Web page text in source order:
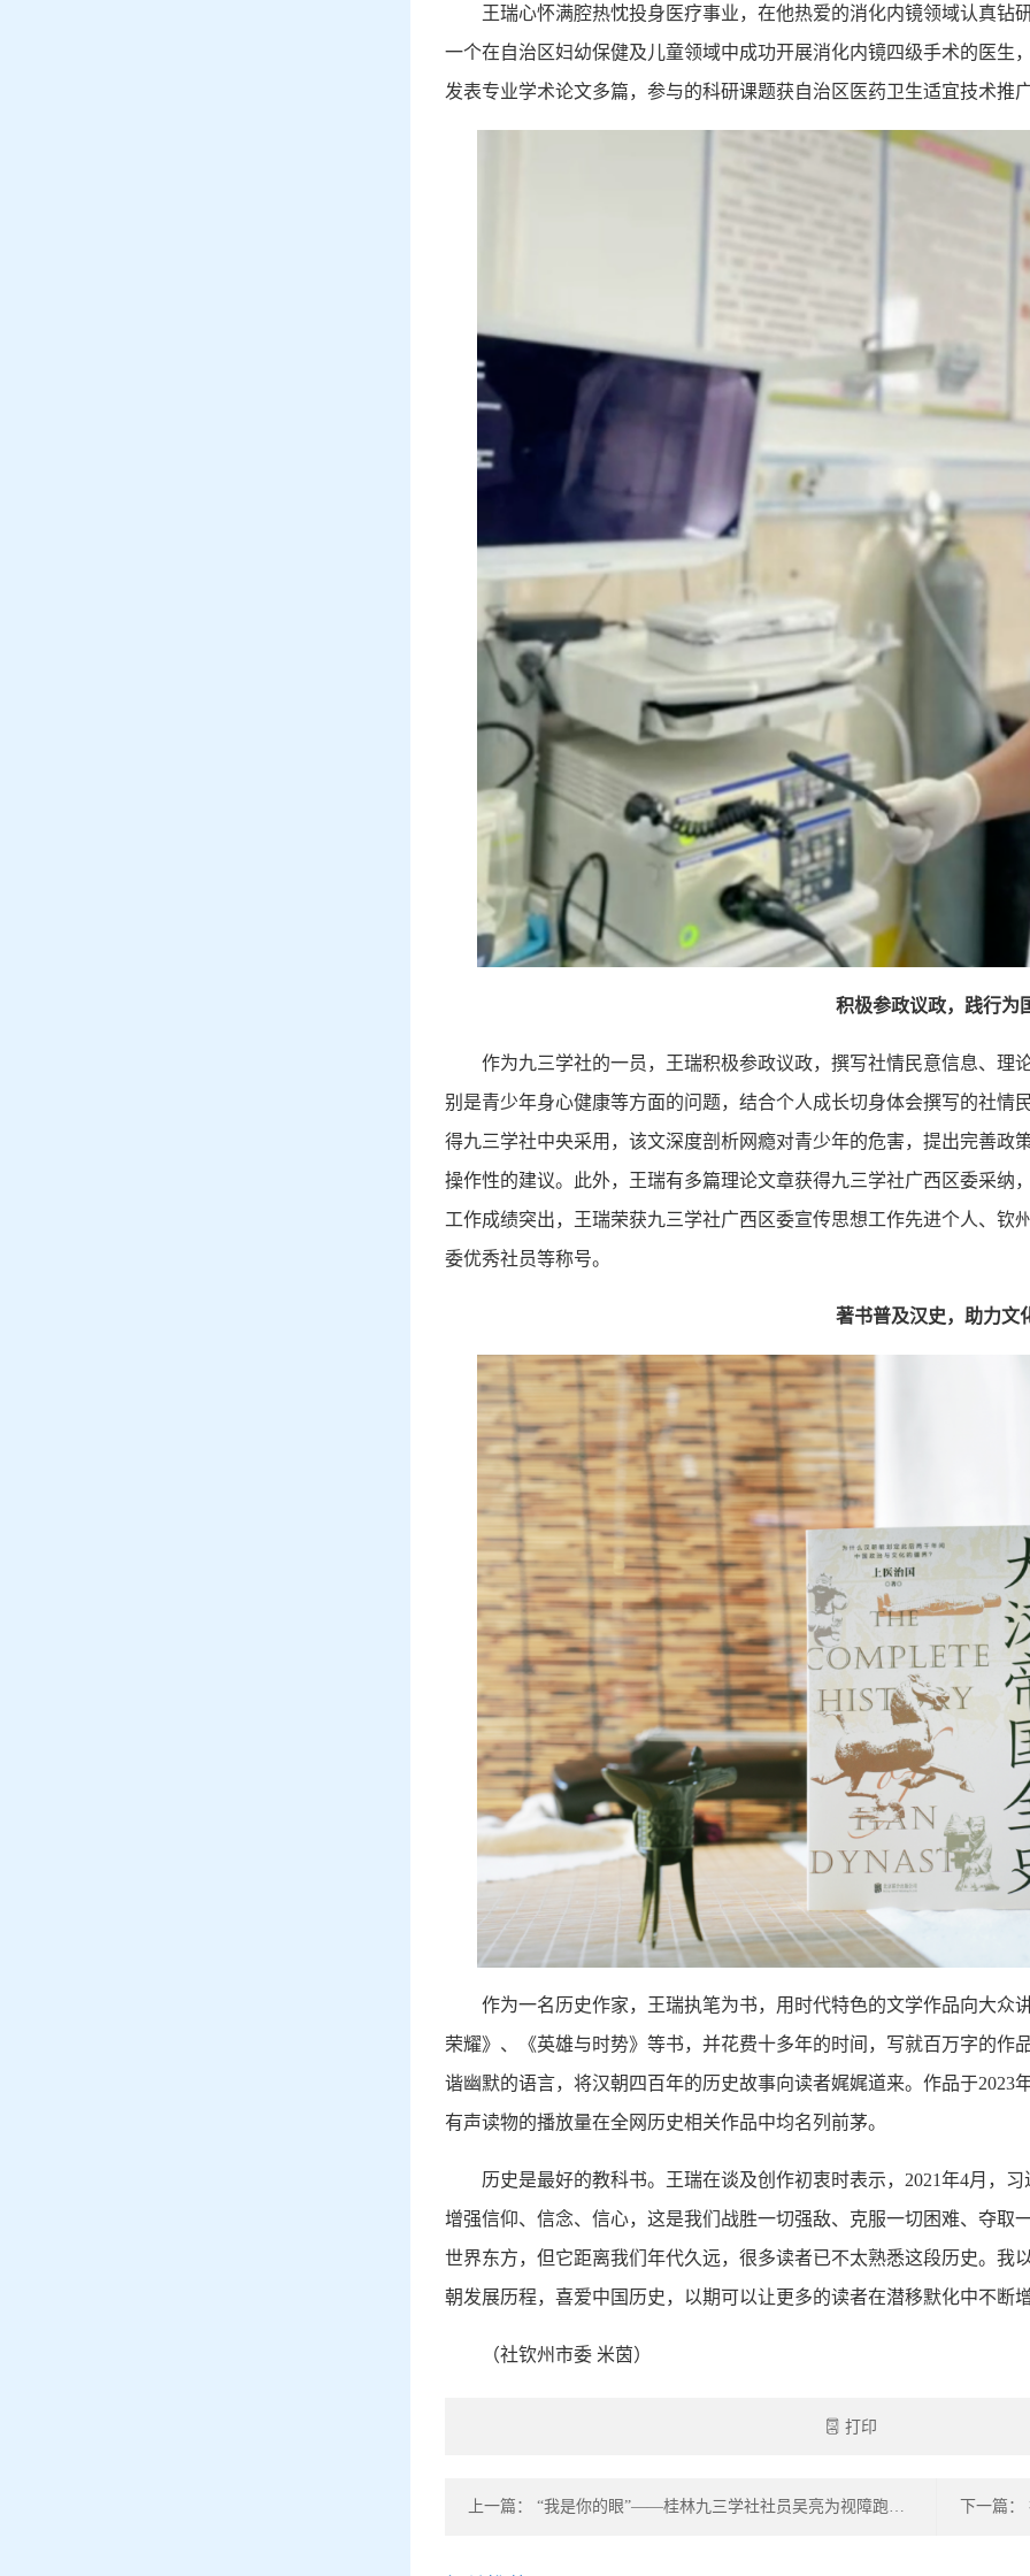
王瑞心怀满腔热忱投身医疗事业，在他热爱的消化内镜领域认真钻
一个在自治区妇幼保健及儿童领域中成功开展消化内镜四级手术的医生
发表专业学术论文多篇，参与的科研课题获自治区医药卫生适宜技术推
积极参政议政，践行为
作为九三学社的一员，王瑞积极参政议政，撰写社情民意信息、理
别是青少年身心健康等方面的问题，结合个人成长切身体会撰写的社情
得九三学社中央采用，该文深度剖析网瘾对青少年的危害，提出完善政
操作性的建议。此外，王瑞有多篇理论文章获得九三学社广西区委采纳
工作成绩突出，王瑞荣获九三学社广西区委宣传思想工作先进个人、钦
委优秀社员等称号。
著书普及汉史，助力文
作为一名历史作家，王瑞执笔为书，用时代特色的文学作品向大众
荣耀》、《英雄与时势》等书，并花费十多年的时间，写就百万字的作
谐幽默的语言，将汉朝四百年的历史故事向读者娓娓道来。作品于2023
有声读物的播放量在全网历史相关作品中均名列前茅。
历史是最好的教科书。王瑞在谈及创作初衷时表示，2021年4月，
增强信仰、信念、信心，这是我们战胜一切强敌、克服一切困难、夺取
世界东方，但它距离我们年代久远，很多读者已不太熟悉这段历史。我
朝发展历程，喜爱中国历史，以期可以让更多的读者在潜移默化中不断
（社钦州市委 米茵）
打印